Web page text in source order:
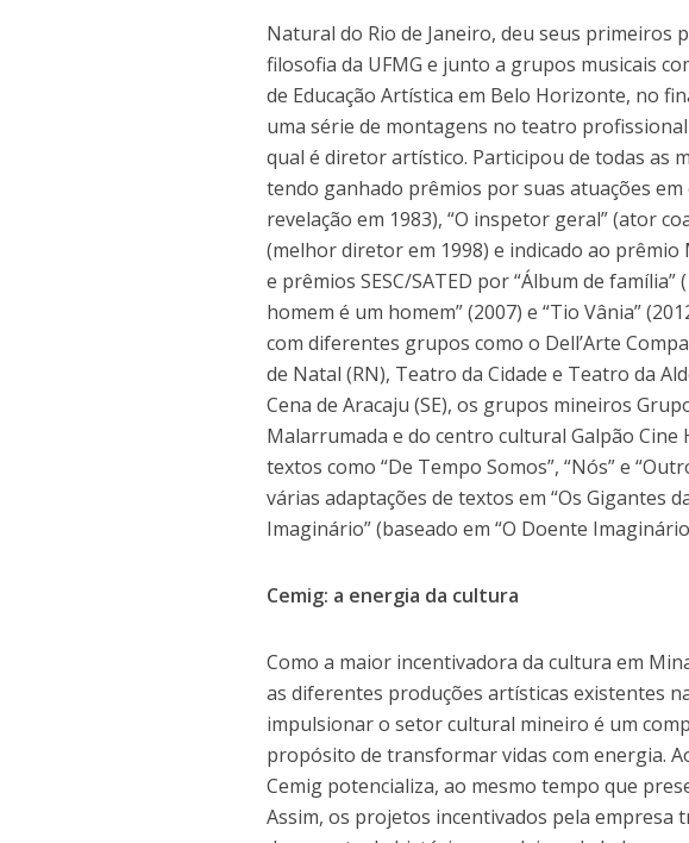
Natural do Rio de Janeiro, deu seus primeiros
filosofia da UFMG e junto a grupos musicais
de Educação Artística em Belo Horizonte, no
uma série de montagens no teatro
qual é diretor artístico. Participou de todas as
tendo ganhado prêmios por suas atuações
revelação em 1983), “O inspetor geral” (ator
(melhor diretor em 1998) e indicado ao
e prêmios SESC/SATED por “Álbum de família”
homem é um homem” (2007) e “Tio Vânia”
com diferentes grupos como o Dell’Arte
de Natal (RN), Teatro da Cidade e Teatro da
Cena de Aracaju (SE), os grupos mineiros
Malarrumada e do centro cultural Galpão
textos como “De Tempo Somos”, “Nós” e
várias adaptações de textos em “Os Gigantes
Imaginário” (baseado em “O Doente
Cemig: a energia da cultura
Como a maior incentivadora da cultura em
as diferentes produções artísticas existentes
impulsionar o setor cultural mineiro é um
propósito de transformar vidas com energia.
Cemig potencializa, ao mesmo tempo que
Assim, os projetos incentivados pela empresa